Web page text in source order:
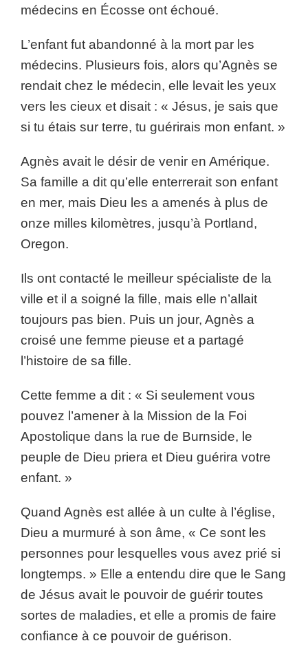
médecins en Écosse ont échoué.
L’enfant fut abandonné à la mort par les
médecins. Plusieurs fois, alors qu’Agnès se
rendait chez le médecin, elle levait les yeux
vers les cieux et disait : « Jésus, je sais que
si tu étais sur terre, tu guérirais mon enfant. »
Agnès avait le désir de venir en Amérique.
Sa famille a dit qu’elle enterrerait son enfant
en mer, mais Dieu les a amenés à plus de
onze milles kilomètres, jusqu’à Portland,
Oregon.
Ils ont contacté le meilleur spécialiste de la
ville et il a soigné la fille, mais elle n’allait
toujours pas bien. Puis un jour, Agnès a
croisé une femme pieuse et a partagé
l’histoire de sa fille.
Cette femme a dit : « Si seulement vous
pouvez l’amener à la Mission de la Foi
Apostolique dans la rue de Burnside, le
peuple de Dieu priera et Dieu guérira votre
enfant. »
Quand Agnès est allée à un culte à l’église,
Dieu a murmuré à son âme, « Ce sont les
personnes pour lesquelles vous avez prié si
longtemps. » Elle a entendu dire que le Sang
de Jésus avait le pouvoir de guérir toutes
sortes de maladies, et elle a promis de faire
confiance à ce pouvoir de guérison.